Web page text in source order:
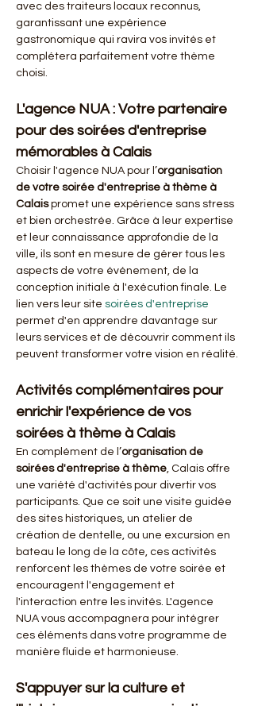
avec des traiteurs locaux reconnus,
garantissant une expérience
gastronomique qui ravira vos invités et
complétera parfaitement votre thème
choisi.
L'agence NUA : Votre partenaire
pour des soirées d'entreprise
mémorables à Calais
Choisir l'agence NUA pour l’organisation
de votre soirée d'entreprise à thème à
Calais promet une expérience sans stress
et bien orchestrée. Grâce à leur expertise
et leur connaissance approfondie de la
ville, ils sont en mesure de gérer tous les
aspects de votre événement, de la
conception initiale à l'exécution finale. Le
lien vers leur site soirées d'entreprise
permet d'en apprendre davantage sur
leurs services et de découvrir comment ils
peuvent transformer votre vision en réalité.
Activités complémentaires pour
enrichir l'expérience de vos
soirées à thème à Calais
En complément de l’organisation de
soirées d'entreprise à thème, Calais offre
une variété d'activités pour divertir vos
participants. Que ce soit une visite guidée
des sites historiques, un atelier de
création de dentelle, ou une excursion en
bateau le long de la côte, ces activités
renforcent les thèmes de votre soirée et
encouragent l'engagement et
l'interaction entre les invités. L'agence
NUA vous accompagnera pour intégrer
ces éléments dans votre programme de
manière fluide et harmonieuse.
S'appuyer sur la culture et